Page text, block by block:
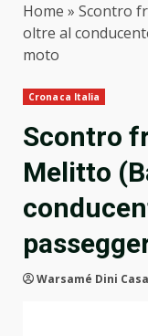
Home » Scontro
oltre al
moto
Cronaca Italia
Scontro
Melitto
Warsamé Dini